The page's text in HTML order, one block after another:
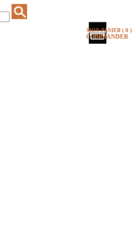
MON PANIER ( 0 )
COMMANDER